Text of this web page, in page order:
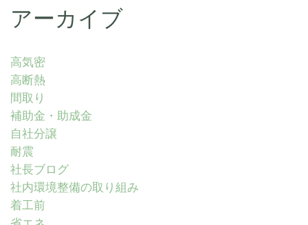
アーカイブ
高気密
高断熱
間取り
補助金・助成金
自社分譲
耐震
社長ブログ
社内環境整備の取り組み
着工前